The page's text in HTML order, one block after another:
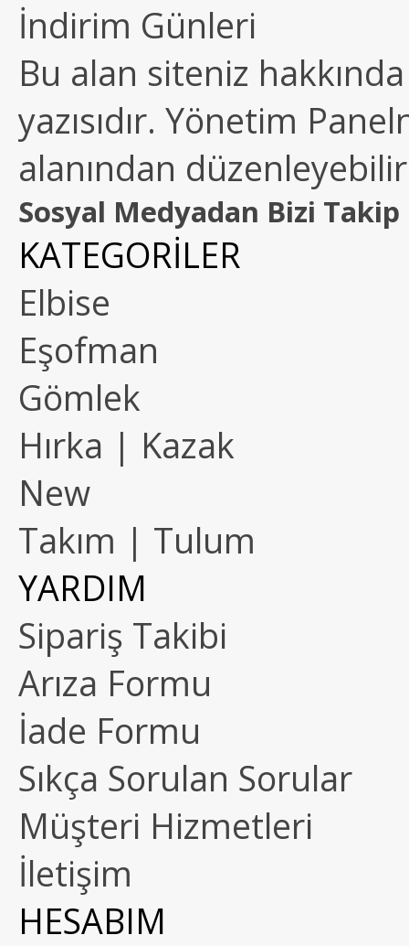
İndirim Günleri
Bu alan siteniz
yazısıdır. Yönetim
alanından
Sosyal Medyadan Bizi Takip
KATEGORİLER
Elbise
Eşofman
Gömlek
Hırka | Kazak
New
Takım | Tulum
YARDIM
Sipariş Takibi
Arıza Formu
İade Formu
Sıkça Sorulan Sorular
Müşteri Hizmetleri
İletişim
HESABIM